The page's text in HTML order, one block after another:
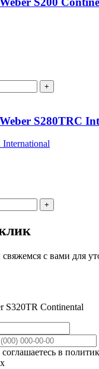
+
S280TRС
+
с вами для
S320TR Continental
в